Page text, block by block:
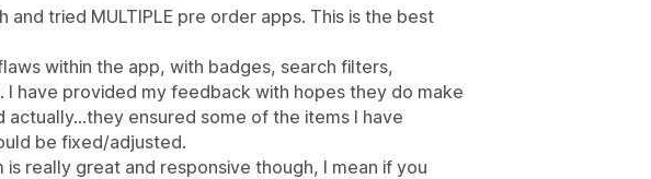
and tried MULTIPLE pre order apps. This is the best
within the app, with badges, search filters,
I have provided my feedback with hopes they do make
actually...they ensured some of the items I have
be fixed/adjusted.
really great and responsive though, I mean if you